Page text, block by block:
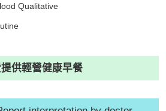
Qualitative
供輕營健康早餐